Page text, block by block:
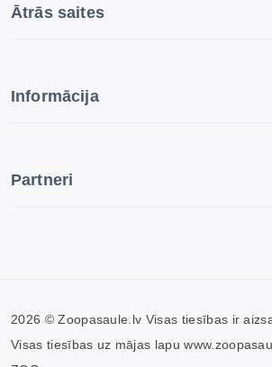
Ātrās saites
Informācija
Partneri
2026 © Zoopasaule.lv Visas tiesības ir
Visas tiesības uz mājas lapu